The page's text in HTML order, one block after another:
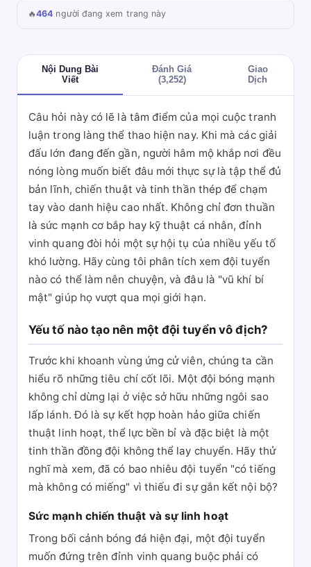
🔥464 người đang xem trang này
Nội Dung Bài
Viết
Đánh Giá
(3,252)
Giao
Dịch
Câu hỏi này có lẽ là tâm điểm của mọi cuộc tranh
luận trong làng thể thao hiện nay. Khi mà các giải
đấu lớn đang đến gần, người hâm mộ khắp nơi đều
nóng lòng muốn biết đâu mới thực sự là tập thể đủ
bản lĩnh, chiến thuật và tinh thần thép để chạm
tay vào danh hiệu cao nhất. Không chỉ đơn thuần
là sức mạnh cơ bắp hay kỹ thuật cá nhân, đỉnh
vinh quang đòi hỏi một sự hội tụ của nhiều yếu tố
khó lường. Hãy cùng tôi phân tích xem đội tuyển
nào có thể làm nên chuyện, và đâu là "vũ khí bí
mật" giúp họ vượt qua mọi giới hạn.
Yếu tố nào tạo nên một đội tuyển vô địch?
Trước khi khoanh vùng ứng cử viên, chúng ta cần
hiểu rõ những tiêu chí cốt lõi. Một đội bóng mạnh
không chỉ dừng lại ở việc sở hữu những ngôi sao
lấp lánh. Đó là sự kết hợp hoàn hảo giữa chiến
thuật linh hoạt, thể lực bền bỉ và đặc biệt là một
tinh thần đồng đội không thể lay chuyển. Hãy thử
nghĩ mà xem, đã có bao nhiêu đội tuyển "có tiếng
mà không có miếng" vì thiếu đi sự gắn kết nội bộ?
Sức mạnh chiến thuật và sự linh hoạt
Trong bối cảnh bóng đá hiện đại, một đội tuyển
muốn đứng trên đỉnh vinh quang buộc phải có